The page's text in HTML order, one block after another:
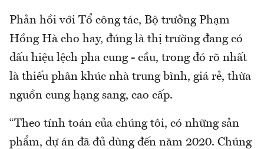
Phản hồi với Tổ công tác, Bộ trưởng Phạm
Hồng Hà cho hay, đúng là thị trường đang có
dấu hiệu lệch pha cung - cầu, trong đó rõ nhất
là thiếu phân khúc nhà trung bình, giá rẻ, thừa
nguồn cung hạng sang, cao cấp.
“Theo tính toán của chúng tôi, có những sản
phẩm, dự án đã đủ dùng đến năm 2020. Chúng